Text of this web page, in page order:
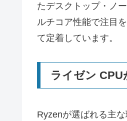
たデスクトップ・ノ
ルチコア性能で注目
て定着しています。
ライゼン
Ryzenが選ばれる主